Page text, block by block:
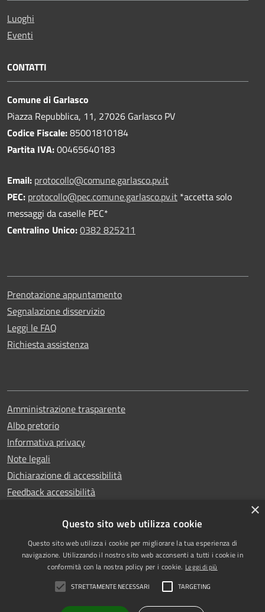
Luoghi
Eventi
CONTATTI
Comune di Garlasco
Piazza Repubblica, 11, 27026 Garlasco PV
Codice Fiscale:85001810184
Partita IVA:00465640183
Email: protocollo@comune.garlasco.pv.it
PEC: protocollo@pec.comune.garlasco.pv.it *accetta solo
messaggi da caselle PEC*
Centralino Unico:0382 825211
Prenotazione appuntamento
Segnalazione disservizio
Leggi le FAQ
Richiesta assistenza
Amministrazione trasparente
Albo pretorio
Informativa privacy
Note legali
Dichiarazione di accessibilità
Feedback accessibilità
RSS
Accessibilità
Copyright © 2025
Comune di Garlasco
×
Questo sito web utilizza cookie
Questo sito web utilizza i cookie per migliorare la tua esperienza di
navigazione. Utilizzando il nostro sito web acconsenti a tutti i cookie in
conformità con la nostra policy per i cookie. Leggi di più
STRETTAMENTE NECESSARI TARGETING